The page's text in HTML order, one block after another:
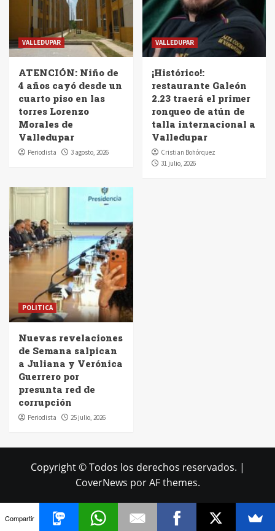
VALLEDUPAR
ATENCIÓN: Niño de
4 años cayó desde un
cuarto piso en las
torres Lorenzo
Morales de
Valledupar
Periodista 3 agosto, 2026
VALLEDUPAR
¡Histórico!:
restaurante Galeón
2.23 traerá el primer
ronqueo de atún de
talla internacional a
Valledupar
Cristian Bohórquez
31 julio, 2026
POLITICA
Nuevas revelaciones
de Semana salpican
a Juliana y Verónica
Guerrero por
presunta red de
corrupción
Periodista 25 julio, 2026
Copyright © Todos los derechos reservados. |
CoverNews por AF themes.
Compartir